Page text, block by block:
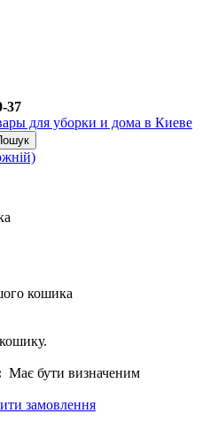
37
кошика
Має бути визначеним
замовлення